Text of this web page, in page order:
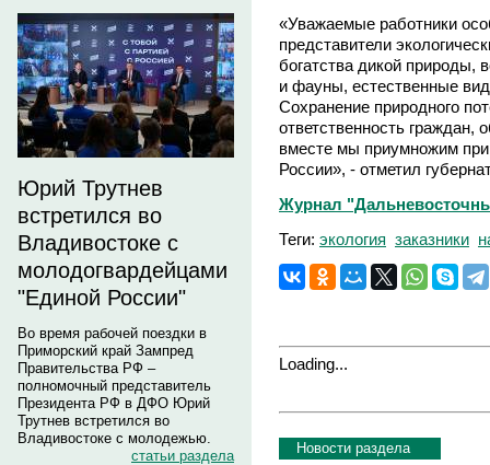
Юрий Трутнев
встретился во
Владивостоке с
молодогвардейцами
"Единой России"
Во время рабочей поездки в
Приморский край Зампред
Правительства РФ –
полномочный представитель
Президента РФ в ДФО Юрий
Трутнев встретился во
Владивостоке с молодежью.
статьи раздела
«Уважаемые работники
представители
богатства дикой природы,
и фауны, естественные
Сохранение природного
ответственность граждан,
вместе мы приумножим
России», - отметил
Журнал
Теги: экология заказники
Loading...
Новости раздела